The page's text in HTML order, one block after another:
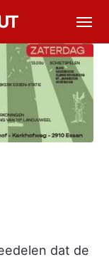
dat de